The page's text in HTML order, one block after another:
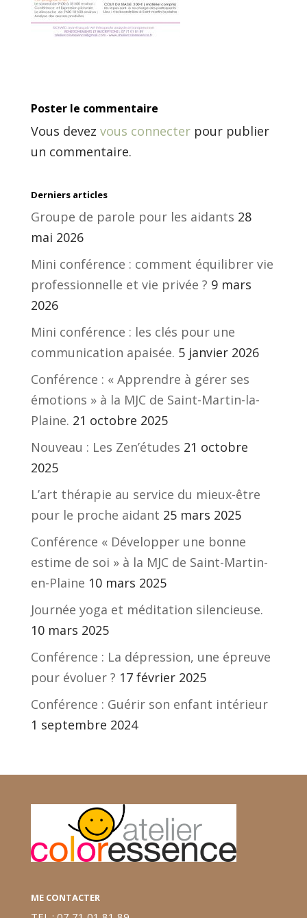
Poster le commentaire
Vous devez vous connecterpour publier
un commentaire.
Derniers articles
Groupe de parole pour les aidants 28
mai 2026
Mini conférence : comment équilibrer vie
professionnelle et vie privée ? 9 mars
2026
Mini conférence : les clés pour une
communication apaisée. 5 janvier 2026
Conférence : « Apprendre à gérer ses
émotions » à la MJC de Saint-Martin-la-
Plaine. 21 octobre 2025
Nouveau : Les Zen’études 21 octobre
2025
L’art thérapie au service du mieux-être
pour le proche aidant 25 mars 2025
Conférence « Développer une bonne
estime de soi » à la MJC de Saint-Martin-
en-Plaine 10 mars 2025
Journée yoga et méditation silencieuse.
10 mars 2025
Conférence : La dépression, une épreuve
pour évoluer ? 17 février 2025
Conférence : Guérir son enfant intérieur
1 septembre 2024
ME CONTACTER